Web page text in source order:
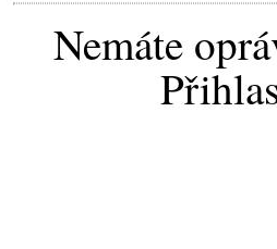
Nemáte